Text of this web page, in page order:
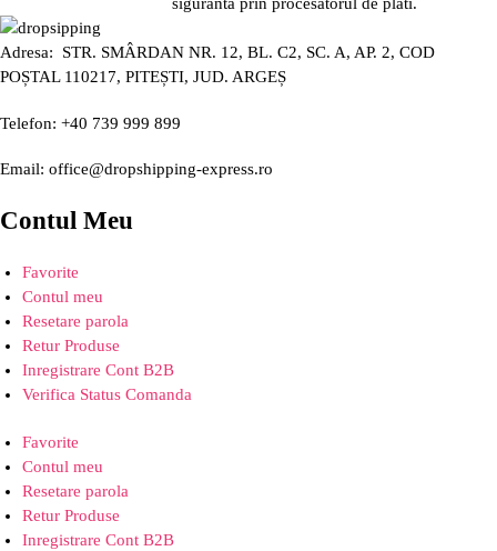
Adresa: STR. SMÂRDAN NR. 12, BL. C2, SC. A, AP. 2, COD
POȘTAL 110217, PITEȘTI, JUD. ARGEȘ
Telefon: +40 739 999 899
Email: office@dropshipping-express.ro
Contul Meu
Favorite
Contul meu
Resetare parola
Retur Produse
Inregistrare Cont B2B
Verifica Status Comanda
Favorite
Contul meu
Resetare parola
Retur Produse
Inregistrare Cont B2B